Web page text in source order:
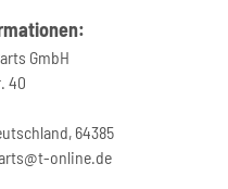
GmbH
40
64385
online.de